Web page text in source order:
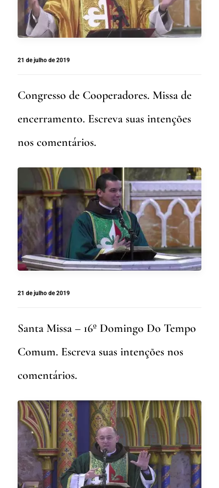
21 de julho de 2019
Congresso de Cooperadores. Missa de
encerramento. Escreva suas intenções
nos comentários.
21 de julho de 2019
Santa Missa – 16º Domingo Do Tempo
Comum. Escreva suas intenções nos
comentários.